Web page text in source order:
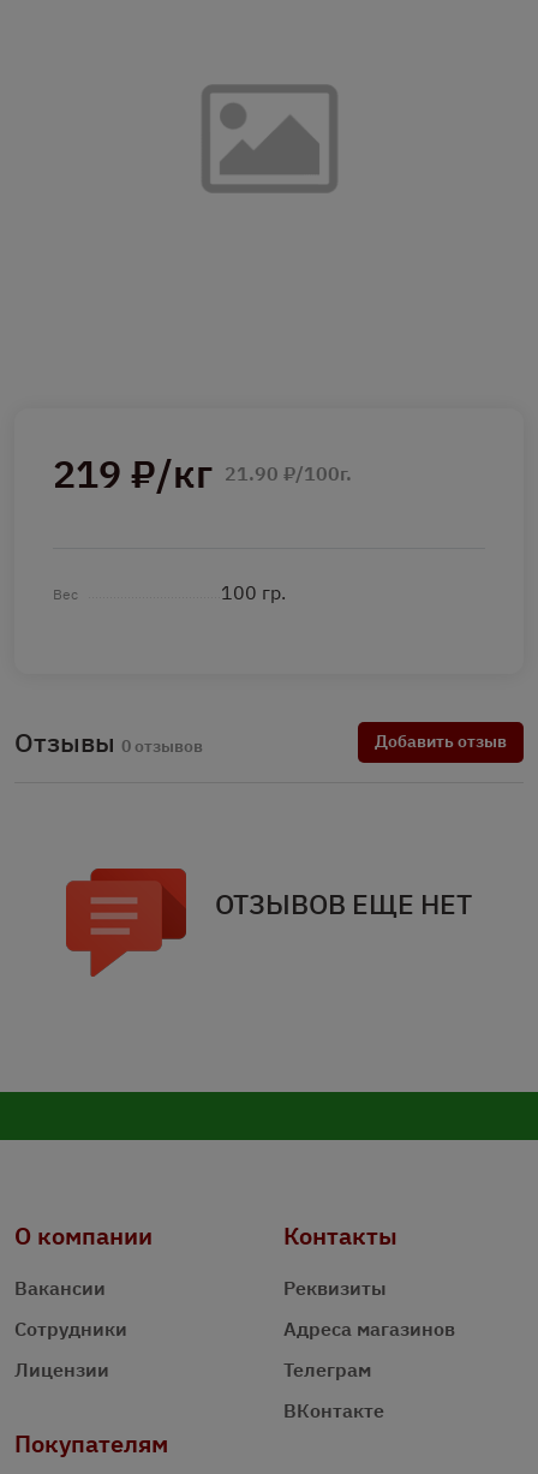
219 ₽/кг 21.90 ₽/100г.
Вес 100 гр.
Отзывы 0 отзывов Добавить отзыв
ОТЗЫВОВ ЕЩЕ НЕТ
О компании
Вакансии
Сотрудники
Лицензии
Контакты
Реквизиты
Адреса магазинов
Телеграм
ВКонтакте
Покупателям